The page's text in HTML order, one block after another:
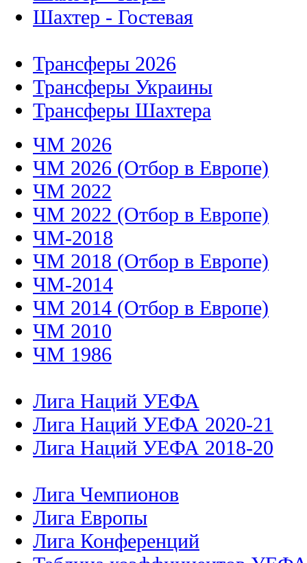
Шахтер - Гостевая
Трансферы 2026
Трансферы Украины
Трансферы Шахтера
ЧМ 2026
ЧМ 2026 (Отбор в Европе)
ЧМ 2022
ЧМ 2022 (Отбор в Европе)
ЧМ-2018
ЧМ 2018 (Отбор в Европе)
ЧМ-2014
ЧМ 2014 (Отбор в Европе)
ЧМ 2010
ЧМ 1986
Лига Наций УЕФА
Лига Наций УЕФА 2020-21
Лига Наций УЕФА 2018-20
Лига Чемпионов
Лига Европы
Лига Конференций